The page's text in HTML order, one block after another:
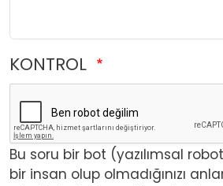
KONTROL
Bu soru bir bot (yazılımsal
bir insan olup olmadığınızı